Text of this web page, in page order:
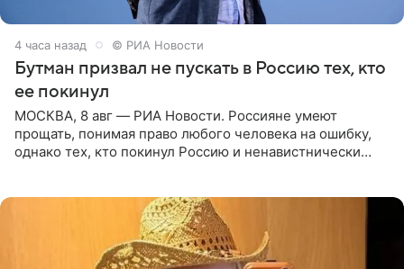
4 часа назад © РИА Новости
Бутман призвал не пускать в Россию тех, кто
ее покинул
МОСКВА, 8 авг — РИА Новости. Россияне умеют
прощать, понимая право любого человека на ошибку,
однако тех, кто покинул Россию и ненавистнически